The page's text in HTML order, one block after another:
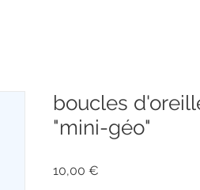
boucles
"mini-géo"
10,00 €